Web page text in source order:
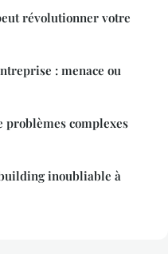
révolutionner votre
: menace ou
problèmes complexes
inoubliable à